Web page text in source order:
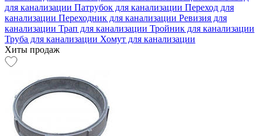
для канализации Патрубок для канализации Переход для
канализации Переходник для канализации Ревизия для
канализации Трап для канализации Тройник для канализации
Труба для канализации Хомут для канализации
Хиты продаж